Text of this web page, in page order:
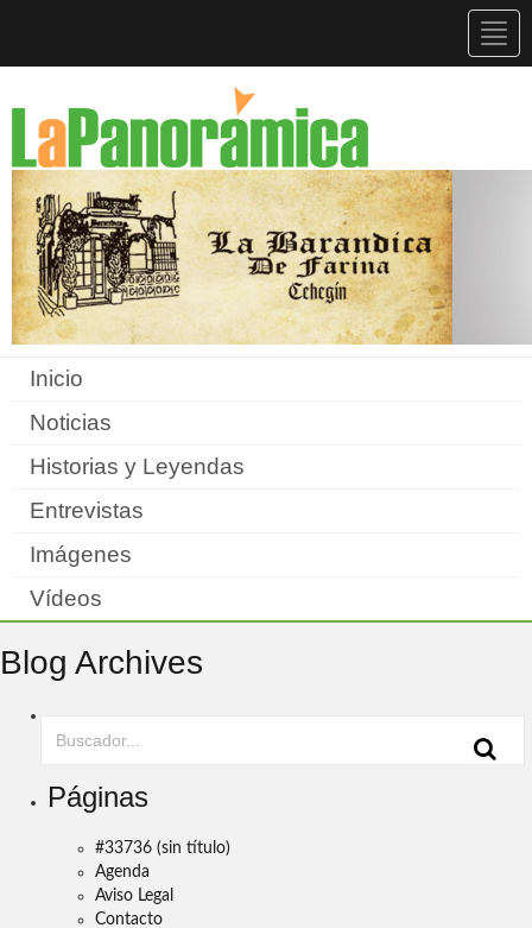
Inicio
Noticias
Historias y Leyendas
Entrevistas
Imágenes
Vídeos
Blog Archives
Páginas
#33736 (sin título)
Agenda
Aviso Legal
Contacto